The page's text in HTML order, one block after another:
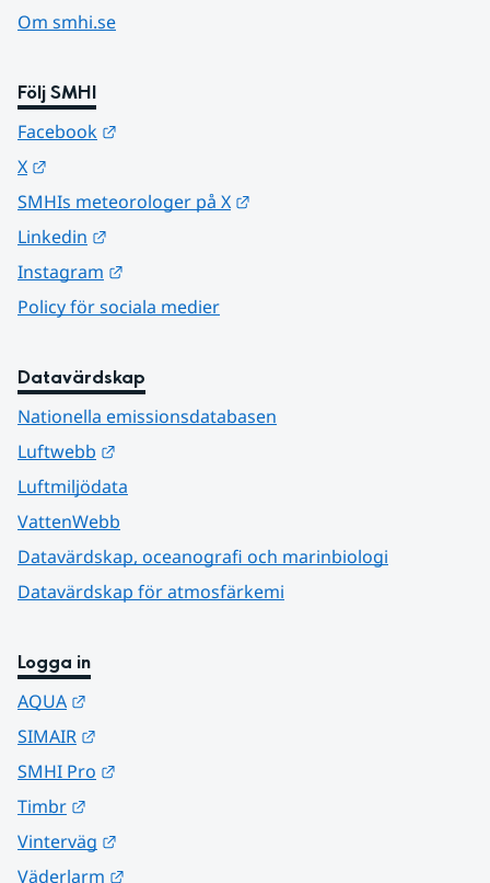
Om smhi.se
Följ SMHI
Facebook
X
SMHIs meteorologer på X
Linkedin
Instagram
Policy för sociala medier
Datavärdskap
Nationella emissionsdatabasen
Luftwebb
Luftmiljödata
VattenWebb
Datavärdskap, oceanografi och marinbiologi
Datavärdskap för atmosfärkemi
Logga in
AQUA
SIMAIR
SMHI Pro
Timbr
Vinterväg
Väderlarm